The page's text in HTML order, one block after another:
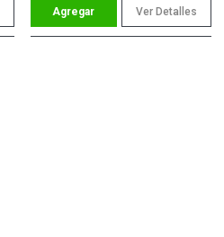
Ver Detalles